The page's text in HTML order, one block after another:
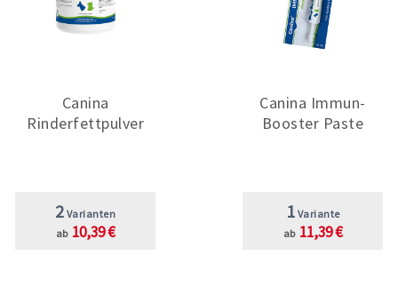
Canina
Rinderfettpulver
2 Varianten
ab 10,39 €
Canina Immun-
Booster Paste
1 Variante
ab 11,39 €